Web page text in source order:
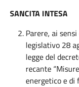
SANCITA INTESA
Parere, ai
legislativo 28
legge del
recante
energetico e di